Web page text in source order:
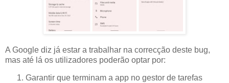
A Google diz já estar a trabalhar na correcção deste bug,
mas até lá os utilizadores poderão optar por:
Garantir que terminam a app no gestor de tarefas